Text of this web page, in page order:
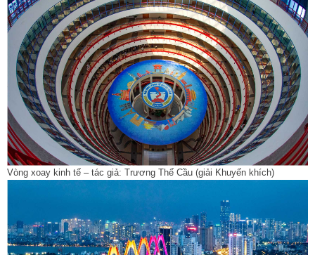
Vòng xoay kinh tế – tác giả: Trương Thế Cầu (giải Khuyến khích)